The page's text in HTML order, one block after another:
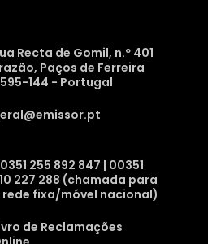
Recta de Gomil, n.º 401
Paços de Ferreira
144 - Portugal
255 892 847 | 00351
227 288 (chamada para
rede fixa/móvel nacional)
de Reclamações